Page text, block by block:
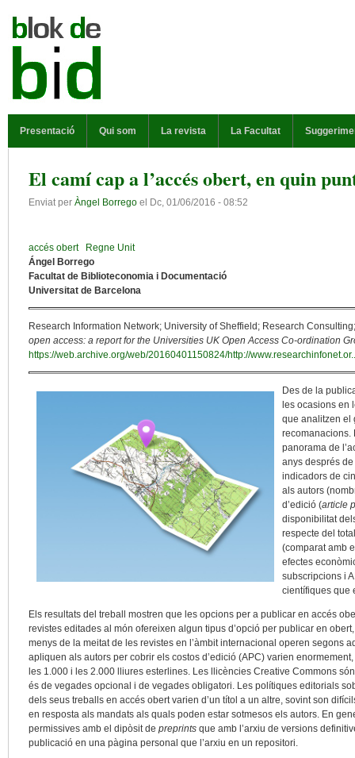
Presentació Qui som La revista La Facultat
El camí cap a l’accés obert, en quin
Enviat per Àngel Borrego el Dc, 01/06/2016 - 08:52
accés obert
Regne Unit
Ángel Borrego
Facultat de Biblioteconomia i Documentació
Universitat de Barcelona
Research Information Network; University of Sheffield; Research
open access: a report for the Universities UK Open Access Co-ordination
https://web.archive.org/web/20160401150824/http://
Des de la
les ocasions en
que analitzen el
recomanacions.
panorama de
anys després
indicadors de
als autors
d’edició (article
disponibilitat
respecte del
(comparat amb
efectes
subscripcions i
científiques que
Els resultats del treball mostren que les opcions per a publicar en accés
revistes editades al món ofereixen algun tipus d’opció per publicar en
menys de la meitat de les revistes en l’àmbit internacional operen segons
apliquen als autors per cobrir els costos d’edició (APC) varien
les 1.000 i les 2.000 lliures esterlines. Les llicències Creative Commons
és de vegades opcional i de vegades obligatori. Les polítiques editorials
dels seus treballs en accés obert varien d’un títol a un altre, sovint son
en resposta als mandats als quals poden estar sotmesos els autors. En
permissives amb el dipòsit de preprints que amb l’arxiu de versions
publicació en una pàgina personal que l’arxiu en un repositori.